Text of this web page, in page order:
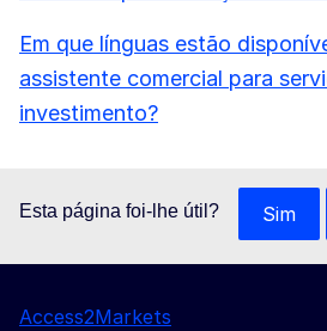
Em que línguas estão
assistente comercial para
investimento?
Esta página foi-lhe útil? Sim
Access2Markets